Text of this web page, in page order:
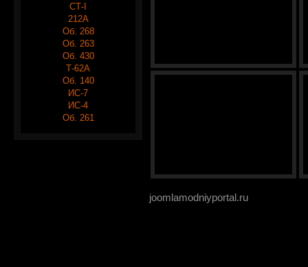
СТ-I
212А
Об. 268
Об. 263
Об. 430
Т-62А
Об. 140
ИС-7
ИС-4
Об. 261
joomlamodniyportal.ru